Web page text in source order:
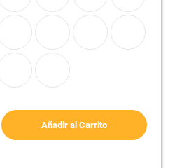
Añadir al Carrito